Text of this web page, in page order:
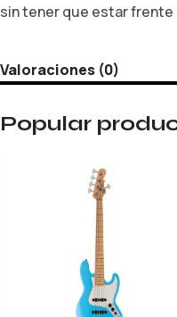
sin tener que estar frente
Valoraciones (0)
Popular